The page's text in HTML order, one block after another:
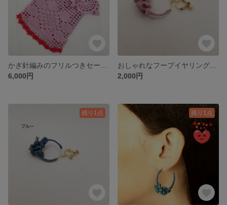
6,000円
2,000円
残り1点 残り1点